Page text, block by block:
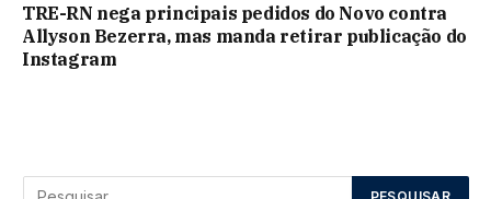
TRE-RN nega principais pedidos do Novo contra
Allyson Bezerra, mas manda retirar publicação do
Instagram